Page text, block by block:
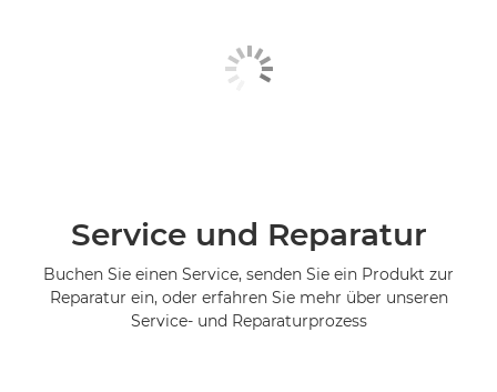
Service und Reparatur
Buchen Sie einen Service, senden Sie ein Produkt zur
Reparatur ein, oder erfahren Sie mehr über unseren
Service- und Reparaturprozess